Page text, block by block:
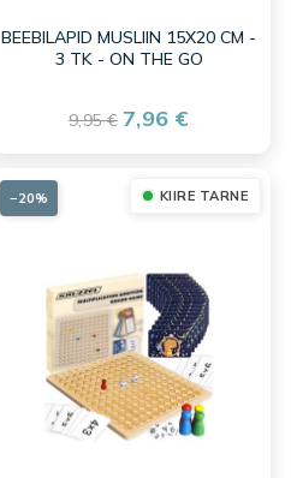
BEEBILAPID MUSLIIN 15X20 CM -
3 TK - ON THE GO
9,95 € 7,96 €
KIIRE TARNE
−20%